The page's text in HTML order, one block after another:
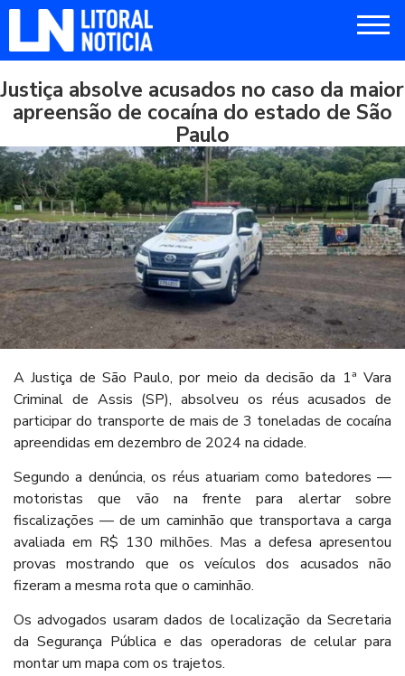
Justiça absolve acusados no caso da maior
apreensão de cocaína do estado de São
Paulo
A Justiça de São Paulo, por meio da decisão da 1ª Vara
Criminal de Assis (SP), absolveu os réus acusados de
participar do transporte de mais de 3 toneladas de cocaína
apreendidas em dezembro de 2024 na cidade.
Segundo a denúncia, os réus atuariam como batedores —
motoristas que vão na frente para alertar sobre
fiscalizações — de um caminhão que transportava a carga
avaliada em R$ 130 milhões. Mas a defesa apresentou
provas mostrando que os veículos dos acusados não
fizeram a mesma rota que o caminhão.
Os advogados usaram dados de localização da Secretaria
da Segurança Pública e das operadoras de celular para
montar um mapa com os trajetos.